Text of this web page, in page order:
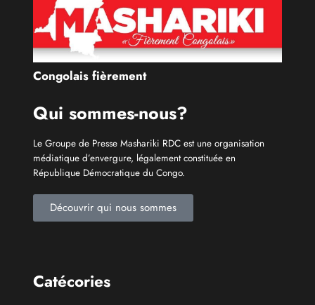
Congolais fièrement
Qui sommes-nous?
Le Groupe de Presse Mashariki RDC est une organisation
Découvrir qui nous sommes